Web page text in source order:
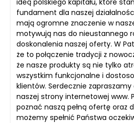
fundament dla naszej
mają ogromne znaczenie w
motywują nas do nieustannego
doskonalenia naszej oferty. W
że to połączenie tradycji z
że nasze produkty są nie tylko
wszystkim funkcjonalne i
klientów. Serdecznie
naszej strony internetowej www.
poznać naszą pełną ofertę oraz
możemy spełnić Państwa